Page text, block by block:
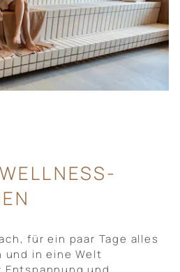
für ein paar Tage alles
und in eine Welt